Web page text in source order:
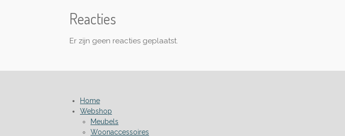
Reacties
Er zijn geen reacties geplaatst.
Home
Webshop
Meubels
Woonaccessoires